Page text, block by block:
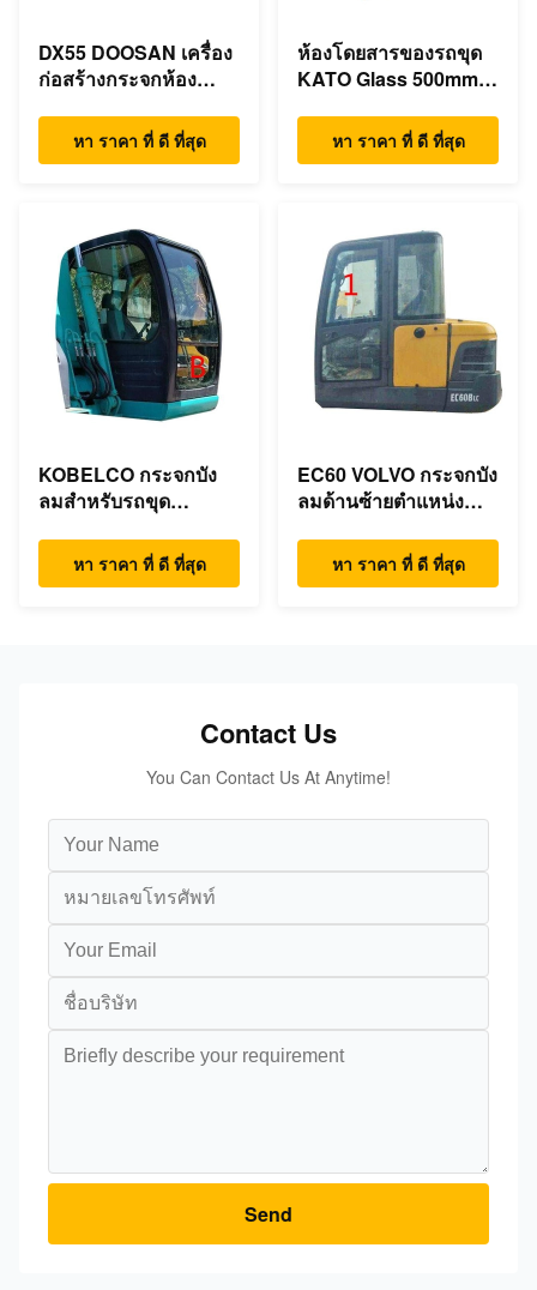
DX55 DOOSAN เครื่อง
ก่อสร้างกระจกห้อง
ตำแหน่ง NO.5
หา ราคา ที่ ดี ที่สุด
ห้องโดยสารของรถขุด
KATO Glass 500mm
NO.1หา ราคา ที่ ดี ที่สุด
KOBELCO กระจกบัง
ลมสำหรับรถขุด
หา ราคา ที่ ดี ที่สุด
EC60 VOLVO กระจกบัง
ลมด้านซ้ายตำแหน่ง
Resistant
หา ราคา ที่ ดี ที่สุด
Contact Us
You Can Contact Us At Anytime!
Send